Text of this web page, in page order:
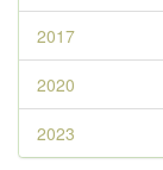
2017
2020
2023